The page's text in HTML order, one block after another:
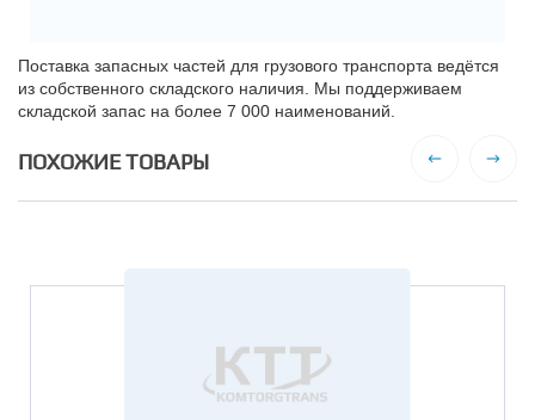
Поставка запасных частей для грузового транспорта ведётся
из собственного складского наличия. Мы поддерживаем
складской запас на более 7 000 наименований.
ПОХОЖИЕ ТОВАРЫ